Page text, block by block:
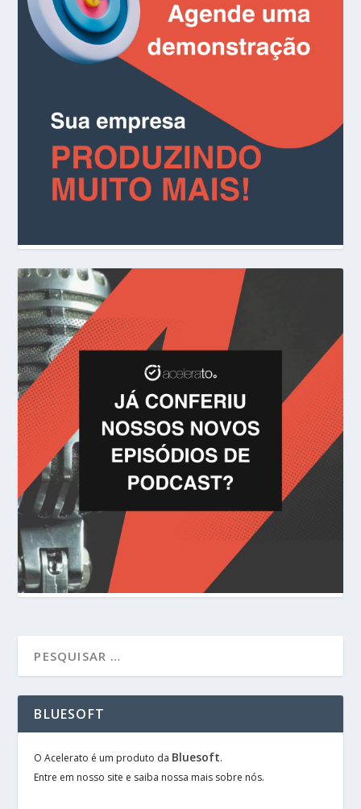
BLUESOFT
O Acelerato é um produto da Bluesoft.
Entre em nosso site e saiba nossa mais sobre nós.